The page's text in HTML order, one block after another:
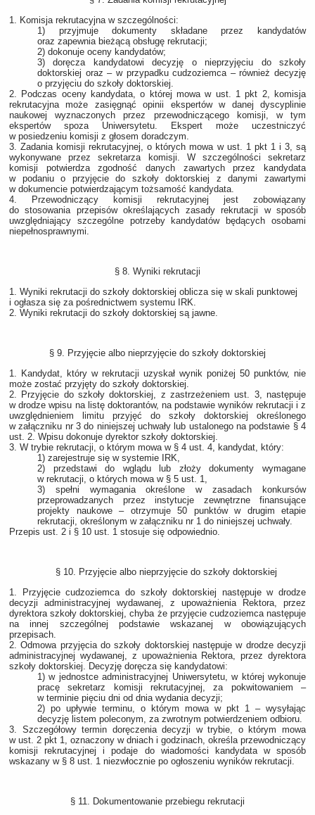
1. Komisja rekrutacyjna w szczególności:
1) przyjmuje dokumenty składane przez kandydatów
oraz zapewnia bieżącą obsługę rekrutacji;
2) dokonuje oceny kandydatów;
3) doręcza kandydatowi decyzję o nieprzyjęciu do szkoły
doktorskiej oraz – w przypadku cudzoziemca – również decyzję
o przyjęciu do szkoły doktorskiej.
2. Podczas oceny kandydata, o której mowa w ust. 1 pkt 2, komisja
rekrutacyjna może zasięgnąć opinii ekspertów w danej dyscyplinie
naukowej wyznaczonych przez przewodniczącego komisji, w tym
ekspertów spoza Uniwersytetu. Ekspert może uczestniczyć
w posiedzeniu komisji z głosem doradczym.
3. Zadania komisji rekrutacyjnej, o których mowa w ust. 1 pkt 1 i 3, są
wykonywane przez sekretarza komisji. W szczególności sekretarz
komisji potwierdza zgodność danych zawartych przez kandydata
w podaniu o przyjęcie do szkoły doktorskiej z danymi zawartymi
w dokumencie potwierdzającym tożsamość kandydata.
4. Przewodniczący komisji rekrutacyjnej jest zobowiązany
do stosowania przepisów określających zasady rekrutacji w sposób
uwzględniający szczególne potrzeby kandydatów będących osobami
niepełnosprawnymi.
§ 8. Wyniki rekrutacji
1. Wyniki rekrutacji do szkoły doktorskiej oblicza się w skali punktowej
i ogłasza się za pośrednictwem systemu IRK.
2. Wyniki rekrutacji do szkoły doktorskiej są jawne.
§ 9. Przyjęcie albo nieprzyjęcie do szkoły doktorskiej
1. Kandydat, który w rekrutacji uzyskał wynik poniżej 50 punktów, nie
może zostać przyjęty do szkoły doktorskiej.
2. Przyjęcie do szkoły doktorskiej, z zastrzeżeniem ust. 3, następuje
w drodze wpisu na listę doktorantów, na podstawie wyników rekrutacji i z
uwzględnieniem limitu przyjęć do szkoły doktorskiej określonego
w załączniku nr 3 do niniejszej uchwały lub ustalonego na podstawie § 4
ust. 2. Wpisu dokonuje dyrektor szkoły doktorskiej.
3. W trybie rekrutacji, o którym mowa w § 4 ust. 4, kandydat, który:
1) zarejestruje się w systemie IRK,
2) przedstawi do wglądu lub złoży dokumenty wymagane
w rekrutacji, o których mowa w § 5 ust. 1,
3) spełni wymagania określone w zasadach konkursów
przeprowadzanych przez instytucje zewnętrzne finansujące
projekty naukowe – otrzymuje 50 punktów w drugim etapie
rekrutacji, określonym w załączniku nr 1 do niniejszej uchwały.
Przepis ust. 2 i § 10 ust. 1 stosuje się odpowiednio.
§ 10. Przyjęcie albo nieprzyjęcie do szkoły doktorskiej
1. Przyjęcie cudzoziemca do szkoły doktorskiej następuje w drodze
decyzji administracyjnej wydawanej, z upoważnienia Rektora, przez
dyrektora szkoły doktorskiej, chyba że przyjęcie cudzoziemca następuje
na innej szczególnej podstawie wskazanej w obowiązujących
przepisach.
2. Odmowa przyjęcia do szkoły doktorskiej następuje w drodze decyzji
administracyjnej wydawanej, z upoważnienia Rektora, przez dyrektora
szkoły doktorskiej. Decyzję doręcza się kandydatowi:
1) w jednostce administracyjnej Uniwersytetu, w której wykonuje
pracę sekretarz komisji rekrutacyjnej, za pokwitowaniem –
w terminie pięciu dni od dnia wydania decyzji;
2) po upływie terminu, o którym mowa w pkt 1 – wysyłając
decyzję listem poleconym, za zwrotnym potwierdzeniem odbioru.
3. Szczegółowy termin doręczenia decyzji w trybie, o którym mowa
w ust. 2 pkt 1, oznaczony w dniach i godzinach, określa przewodniczący
komisji rekrutacyjnej i podaje do wiadomości kandydata w sposób
wskazany w § 8 ust. 1 niezwłocznie po ogłoszeniu wyników rekrutacji.
§ 11. Dokumentowanie przebiegu rekrutacji